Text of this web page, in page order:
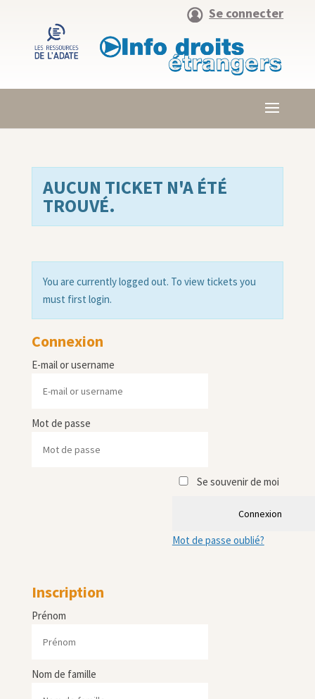
Se connecter
AUCUN TICKET N'A ÉTÉ
TROUVÉ.
You are currently logged out. To view tickets you
must first login.
Connexion
E-mail or username
Mot de passe
Se souvenir de moi
Connexion
Mot de passe oublié?
Inscription
Prénom
Nom de famille